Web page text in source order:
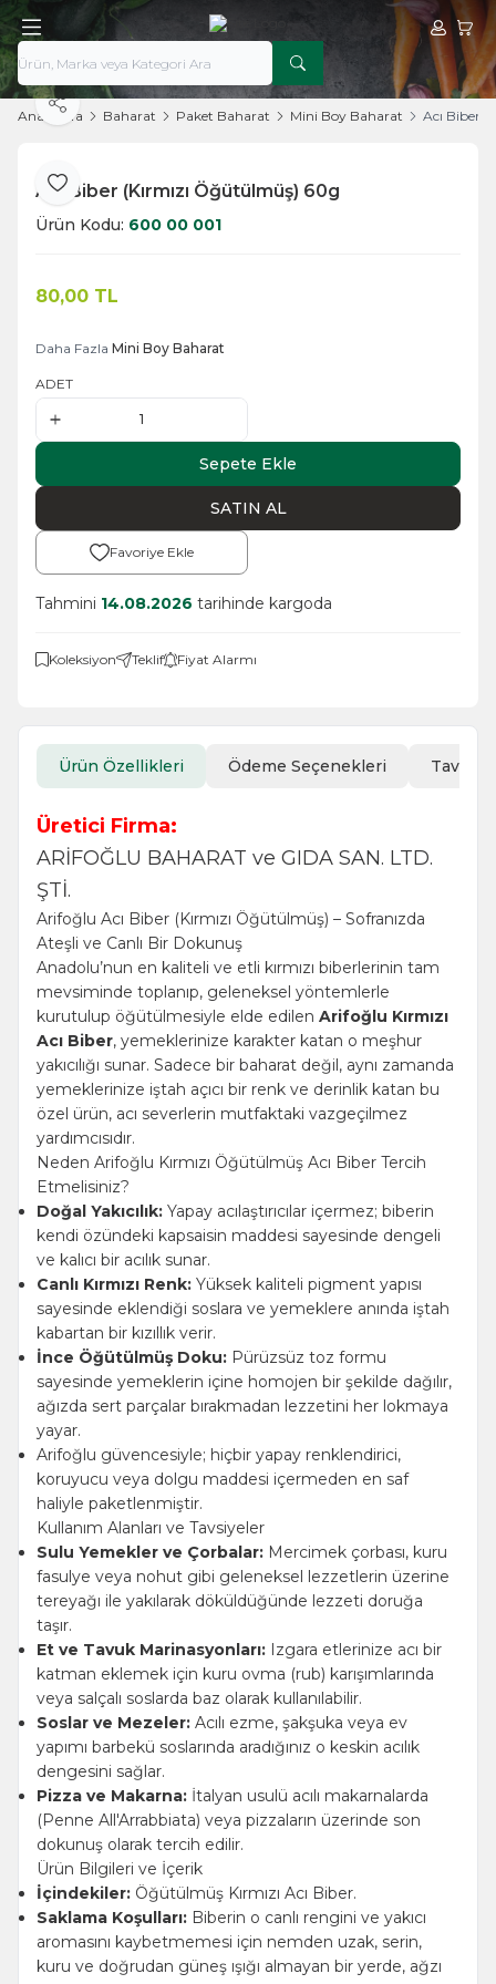
Hesabım
Ana Sayfa Baharat Paket Baharat Mini Boy Baharat Acı Biber
Favoriye Ekle
Paylaş
Acı Biber (Kırmızı Öğütülmüş) 60g
Ürün Kodu: 600 00 001
80,00 TL
Daha Fazla Mini Boy Baharat
ADET
Sepete Ekle
SATIN AL
Favoriye Ekle
Tahmini 14.08.2026 tarihinde kargoda
Koleksiyon Teklif Fiyat Alarmı
Ürün Özellikleri Ödeme Seçenekleri Tavsiye
Üretici Firma:
ARİFOĞLU BAHARAT ve GIDA SAN. LTD.
ŞTİ.
Arifoğlu Acı Biber (Kırmızı Öğütülmüş) – Sofranızda
Ateşli ve Canlı Bir Dokunuş
Anadolu’nun en kaliteli ve etli kırmızı biberlerinin tam
mevsiminde toplanıp, geleneksel yöntemlerle
kurutulup öğütülmesiyle elde edilen Arifoğlu Kırmızı
Acı Biber, yemeklerinize karakter katan o meşhur
yakıcılığı sunar. Sadece bir baharat değil, aynı zamanda
yemeklerinize iştah açıcı bir renk ve derinlik katan bu
özel ürün, acı severlerin mutfaktaki vazgeçilmez
yardımcısıdır.
Neden Arifoğlu Kırmızı Öğütülmüş Acı Biber Tercih
Etmelisiniz?
Doğal Yakıcılık: Yapay acılaştırıcılar içermez; biberin
kendi özündeki kapsaisin maddesi sayesinde dengeli
ve kalıcı bir acılık sunar.
Canlı Kırmızı Renk: Yüksek kaliteli pigment yapısı
sayesinde eklendiği soslara ve yemeklere anında iştah
kabartan bir kızıllık verir.
İnce Öğütülmüş Doku: Pürüzsüz toz formu
sayesinde yemeklerin içine homojen bir şekilde dağılır,
ağızda sert parçalar bırakmadan lezzetini her lokmaya
yayar.
Arifoğlu güvencesiyle; hiçbir yapay renklendirici,
koruyucu veya dolgu maddesi içermeden en saf
haliyle paketlenmiştir.
Kullanım Alanları ve Tavsiyeler
Sulu Yemekler ve Çorbalar: Mercimek çorbası, kuru
fasulye veya nohut gibi geleneksel lezzetlerin üzerine
tereyağı ile yakılarak döküldüğünde lezzeti doruğa
taşır.
Et ve Tavuk Marinasyonları: Izgara etlerinize acı bir
katman eklemek için kuru ovma (rub) karışımlarında
veya salçalı soslarda baz olarak kullanılabilir.
Soslar ve Mezeler: Acılı ezme, şakşuka veya ev
yapımı barbekü soslarında aradığınız o keskin acılık
dengesini sağlar.
Pizza ve Makarna: İtalyan usulü acılı makarnalarda
(Penne All'Arrabbiata) veya pizzaların üzerinde son
dokunuş olarak tercih edilir.
Ürün Bilgileri ve İçerik
İçindekiler: Öğütülmüş Kırmızı Acı Biber.
Saklama Koşulları: Biberin o canlı rengini ve yakıcı
aromasını kaybetmemesi için nemden uzak, serin,
kuru ve doğrudan güneş ışığı almayan bir yerde, ağzı